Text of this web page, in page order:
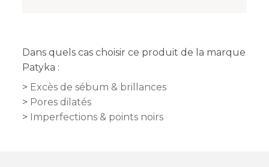
Dans quels cas choisir ce produit de la marque
Patyka :
Excès de sébum & brillances
Pores dilatés
Imperfections & points noirs